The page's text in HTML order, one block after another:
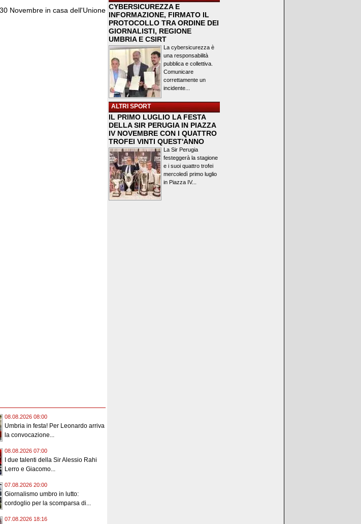
Novembre in casa dell'Unione
08.08.2026 08:00
Umbria in festa! Per Leonardo arriva
la convocazione...
08.08.2026 07:00
I due talenti della Sir Alessio Rahi
Lerro e Giacomo...
07.08.2026 20:00
Giornalismo umbro in lutto:
cordoglio per la scomparsa di...
07.08.2026 18:16
CYBERSICUREZZA E
INFORMAZIONE, FIRMATO IL
PROTOCOLLO TRA ORDINE DEI
GIORNALISTI, REGIONE
UMBRIA E CSIRT
La cybersicurezza è
una responsabilità
pubblica e collettiva.
Comunicare
correttamente un
incidente...
ALTRI SPORT
IL PRIMO LUGLIO LA FESTA
DELLA SIR PERUGIA IN PIAZZA
IV NOVEMBRE CON I QUATTRO
TROFEI VINTI QUEST'ANNO
La Sir Perugia
festeggerà la stagione
e i suoi quattro trofei
mercoledì primo luglio
in Piazza IV...